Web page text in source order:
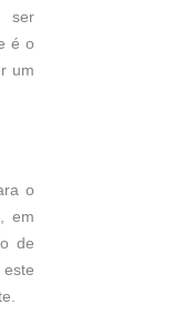
ser
é o
um
o
em
de